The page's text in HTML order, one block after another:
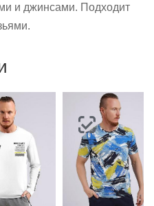
и джинсами. Подходит